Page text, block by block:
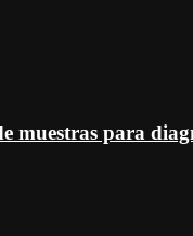
muestras para